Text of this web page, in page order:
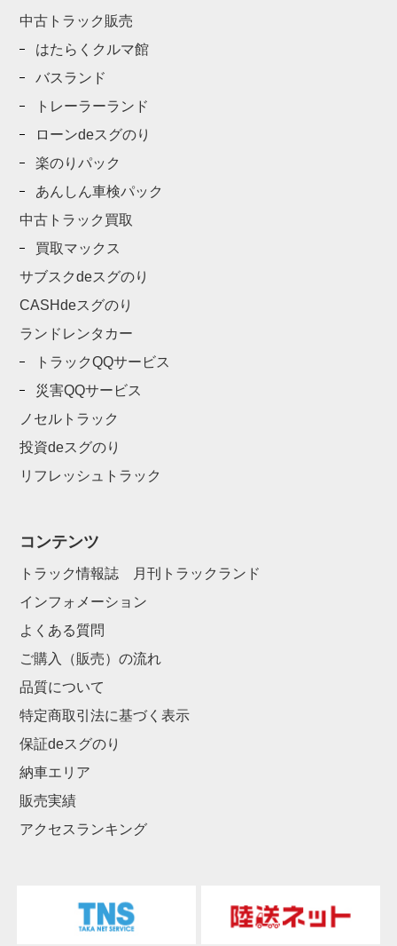
中古トラック販売
はたらくクルマ館
バスランド
トレーラーランド
ローンdeスグのり
楽のりパック
あんしん車検パック
中古トラック買取
買取マックス
サブスクdeスグのり
CASHdeスグのり
ランドレンタカー
トラックQQサービス
災害QQサービス
ノセルトラック
投資deスグのり
リフレッシュトラック
コンテンツ
トラック情報誌 月刊トラックランド
インフォメーション
よくある質問
ご購入（販売）の流れ
品質について
特定商取引法に基づく表示
保証deスグのり
納車エリア
販売実績
アクセスランキング